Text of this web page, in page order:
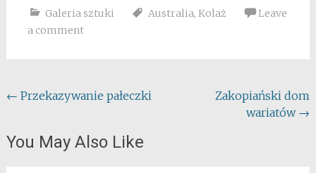
Galeria sztuki Australia, Kolaż
Leave
a comment
Post
← Przekazywanie pałeczki
Zakopiański dom
wariatów →
You May Also Like